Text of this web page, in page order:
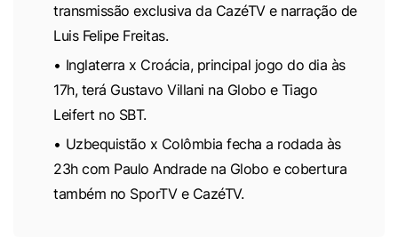
transmissão exclusiva da CazéTV e narração de
Luis Felipe Freitas.
Inglaterra x Croácia, principal jogo do dia às
17h, terá Gustavo Villani na Globo e Tiago
Leifert no SBT.
Uzbequistão x Colômbia fecha a rodada às
23h com Paulo Andrade na Globo e cobertura
também no SporTV e CazéTV.